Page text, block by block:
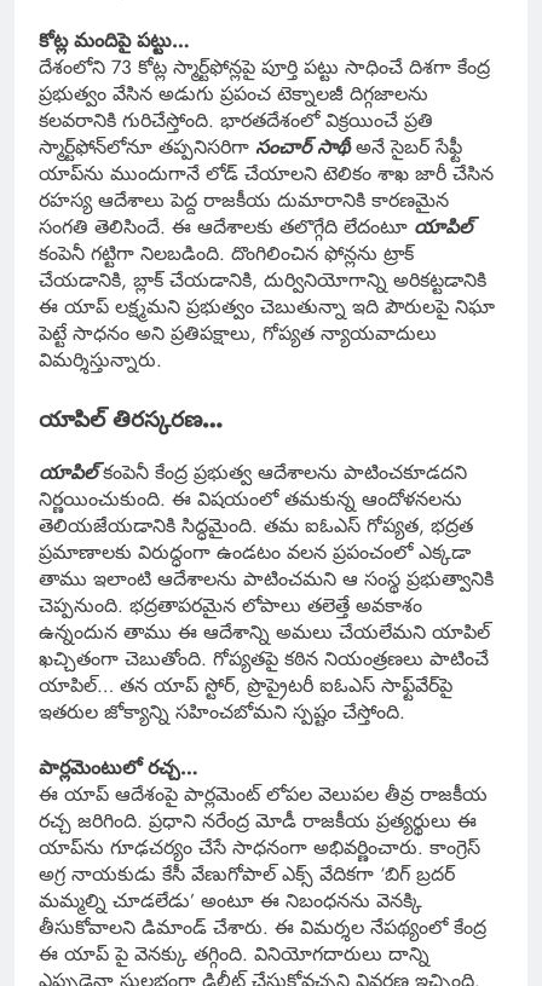
కోట్ల మందిపై పట్టు…
దేశంలోని 73 కోట్ల స్మార్ట్‌ఫోన్లపై పూర్తి పట్టు సాధించే దిశగా కేంద్ర
ప్రభుత్వం వేసిన అడుగు ప్రపంచ టెక్నాలజీ దిగ్గజాలను
కలవరానికి గురిచేస్తోంది. భారతదేశంలో విక్రయించే ప్రతి
స్మార్ట్‌ఫోన్‌లోనూ తప్పనిసరిగా సంచార్ సాథీఅనే సైబర్‌ సేఫ్టీ
యాప్‌ను ముందుగానే లోడ్ చేయాలని టెలికం శాఖ జారీ చేసిన
రహస్య ఆదేశాలు పెద్ద రాజకీయ దుమారానికి కారణమైన
సంగతి తెలిసిందే. ఈ ఆదేశాలకు తలొగ్గేది లేదంటూ యాపిల్
కంపెనీ గట్టిగా నిలబడింది. దొంగిలించిన ఫోన్లను ట్రాక్
చేయడానికి, బ్లాక్ చేయడానికి, దుర్వినియోగాన్ని అరికట్టడానికి
ఈ యాప్ లక్ష్మమని ప్రభుత్వం చెబుతున్నా ఇది పౌరులపై నిఘా
పెట్టే సాధనం అని ప్రతిపక్షాలు, గోప్యత న్యాయవాదులు
విమర్శిస్తున్నారు.
యాపిల్‌ తిరస్కరణ…
యాపిల్కంపెనీ కేంద్ర ప్రభుత్వ ఆదేశాలను పాటించకూడదని
నిర్ణయించుకుంది. ఈ విషయంలో తమకున్న ఆందోళనలను
తెలియజేయడానికి సిద్ధమైంది. తమ ఐఓఎస్‌ గోప్యత, భద్రత
ప్రమాణాలకు విరుద్ధంగా ఉండటం వలన ప్రపంచంలో ఎక్కడా
తాము ఇలాంటి ఆదేశాలను పాటించమని ఆ సంస్థ ప్రభుత్వానికి
చెప్పనుంది. భద్రతాపరమైన లోపాలు తలెత్తే అవకాశం
ఉన్నందున తాము ఈ ఆదేశాన్ని అమలు చేయలేమని యాపిల్
ఖచ్చితంగా చెబుతోంది. గోప్యతపై కఠిన నియంత్రణలు పాటించే
యాపిల్… తన యాప్ స్టోర్, ప్రొప్రైటరీ ఐఓఎస్‌ సాఫ్ట్‌వేర్‌పై
ఇతరుల జోక్యాన్ని సహించబోమని స్పష్టం చేస్తోంది.
పార్లమెంటులో రచ్చ…
ఈ యాప్ ఆదేశంపై పార్లమెంట్‌ లోపల వెలుపల తీవ్ర రాజకీయ
రచ్చ జరిగింది. ప్రధాని నరేంద్ర మోడీ రాజకీయ ప్రత్యర్థులు ఈ
యాప్‌ను గూఢచర్యం చేసే సాధనంగా అభివర్ణించారు. కాంగ్రెస్
అగ్ర నాయకుడు కేసీ వేణుగోపాల్ ఎక్స్ వేదికగా ‘బిగ్ బ్రదర్
మమ్మల్ని చూడలేడు’ అంటూ ఈ నిబంధనను వెనక్కి
తీసుకోవాలని డిమాండ్‌ చేశారు. ఈ విమర్శల నేపథ్యంలో కేంద్ర
ఈ యాప్ పై వెనక్కు తగ్గింది. వినియోగదారులు దాన్ని